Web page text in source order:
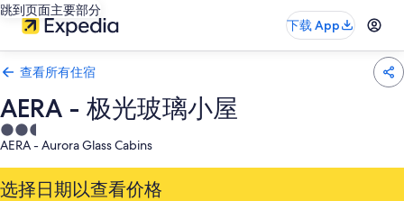
跳到页面主要部分
下载 App
查看所有住宿
AERA - 极光玻璃小屋
2.5
星
住
宿
AERA - Aurora Glass Cabins
选择日期以查看价格